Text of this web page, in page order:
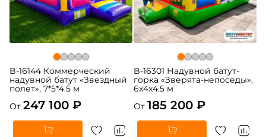
B-16144 Коммерческий
надувной батут «Звездный
полет», 7*5*4.5 м
От 247 100 ₽
B-16301 Надувной батут-
горка «Зверята-непоседы»,
6x4x4.5 м
От 185 200 ₽